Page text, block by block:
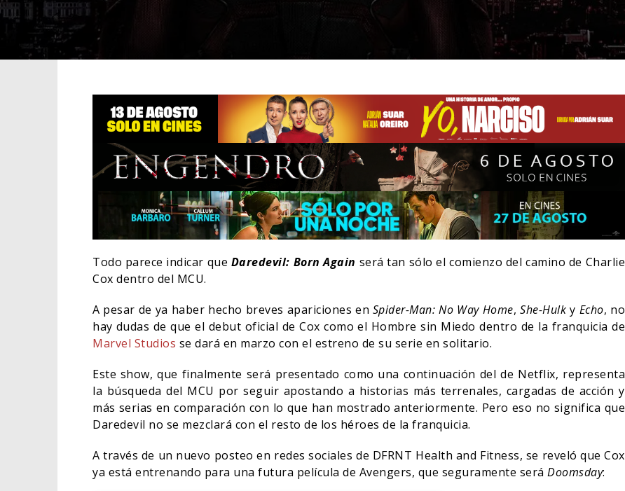
Todo parece indicar que Daredevil: Born Again será tan sólo el comienzo del camino de Charlie
Cox dentro del MCU.
A pesar de ya haber hecho breves apariciones en Spider-Man: No Way Home,She-Hulk y Echo, no
hay dudas de que el debut oficial de Cox como el Hombre sin Miedo dentro de la franquicia de
Marvel Studios se dará en marzo con el estreno de su serie en solitario.
Este show, que finalmente será presentado como una continuación del de Netflix, representa
la búsqueda del MCU por seguir apostando a historias más terrenales, cargadas de acción y
más serias en comparación con lo que han mostrado anteriormente. Pero eso no significa que
Daredevil no se mezclará con el resto de los héroes de la franquicia.
A través de un nuevo posteo en redes sociales de DFRNT Health and Fitness, se reveló que Cox
ya está entrenando para una futura película de Avengers, que seguramente será Doomsday:
EL LIVE-ACTION DE ZELDA
ELIGE A SU VILLANO
CINE 06/08/2026
LA NOCHE DEL DEMONIO:
ESTÁN ENTRE NOSOTROS –
TRAILER FINAL
CINE 06/08/2026